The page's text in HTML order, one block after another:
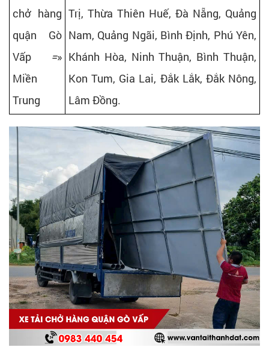
chở hàng
quận Gò
Vấp =»
Miền
Trung
Trị, Thừa Thiên Huế, Đà Nẵng, Quảng
Nam, Quảng Ngãi, Bình Định, Phú Yên,
Khánh Hòa, Ninh Thuận, Bình Thuận,
Kon Tum, Gia Lai, Đắk Lắk, Đắk Nông,
Lâm Đồng.